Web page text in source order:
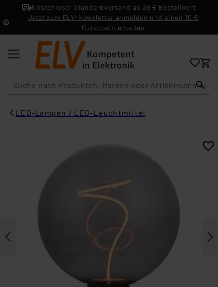
Kostenloser Standardversand ab 39 € Bestellwert
Jetzt zum ELV-Newsletter anmelden und einen 10 €
Gutschein erhalten
LED-Lampen / LED-Leuchtmittel